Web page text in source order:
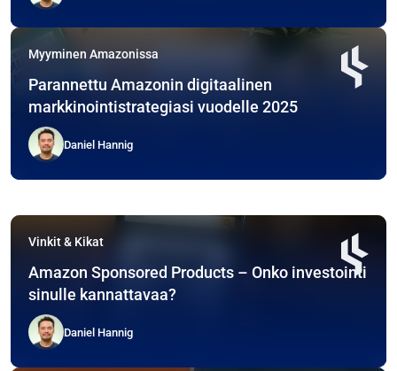
Myyminen Amazonissa
Parannettu Amazonin digitaalinen
markkinointistrategiasi vuodelle 2025
Daniel Hannig
Vinkit & Kikat
Amazon Sponsored Products – Onko investointi
sinulle kannattavaa?
Daniel Hannig